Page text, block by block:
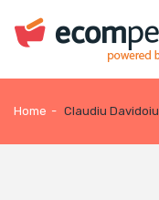
Home - Claudiu Davidoiu